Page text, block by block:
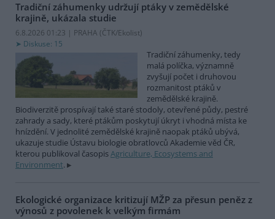
Tradiční záhumenky udržují ptáky v zemědělské
krajině, ukázala studie
6.8.2026 01:23 | PRAHA (ČTK/Ekolist)
Diskuse: 15
Tradiční záhumenky, tedy
malá políčka, významně
zvyšují počet i druhovou
rozmanitost ptáků v
zemědělské krajině.
Biodiverzitě prospívají také staré stodoly, otevřené půdy, pestré
zahrady a sady, které ptákům poskytují úkryt i vhodná místa ke
hnízdění. V jednolité zemědělské krajině naopak ptáků ubývá,
ukazuje studie Ústavu biologie obratlovců Akademie věd ČR,
kterou publikoval časopisAgriculture, Ecosystems and
Environment.
Ekologické organizace kritizují MŽP za přesun peněz z
výnosů z povolenek k velkým firmám